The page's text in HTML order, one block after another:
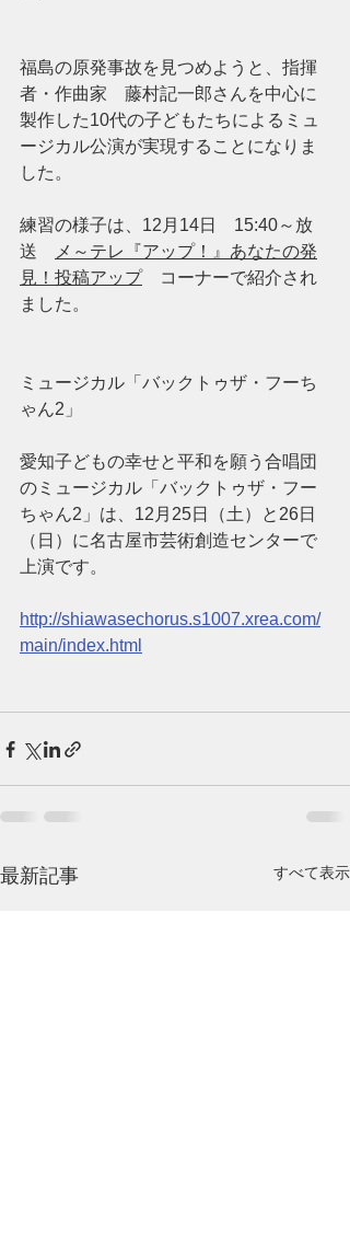
福島の原発事故を見つめようと、指揮
者・作曲家　藤村記一郎さんを中心に
製作した10代の子どもたちによるミュ
ージカル公演が実現することになりま
した。
練習の様子は、12月14日　15:40～放
送
メ～テレ『アップ！』あなたの発
見！投稿アップ コーナーで紹介され
ました。
ミュージカル「バックトゥザ・フーち
ゃん2」
愛知子どもの幸せと平和を願う合唱団
のミュージカル「バックトゥザ・フー
ちゃん2」は、12月25日（土）と26日
（日）に名古屋市芸術創造センターで
上演です。
http://shiawasechorus.s1007.xrea.com/
main/index.html
最新記事 すべて表示